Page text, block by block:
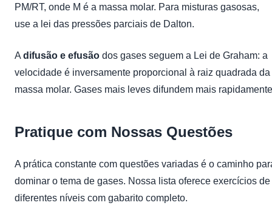
PM/RT, onde M é a massa molar. Para misturas gasosas,
use a lei das pressões parciais de Dalton.
A difusão e efusão dos gases seguem a Lei de Graham: a
velocidade é inversamente proporcional à raiz quadrada da
massa molar. Gases mais leves difundem mais
Pratique com Nossas Questões
A prática constante com questões variadas é o caminho
dominar o tema de gases. Nossa lista oferece exercícios de
diferentes níveis com gabarito completo.